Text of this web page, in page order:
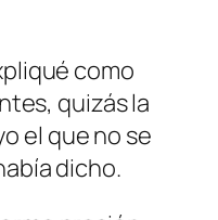
como
quizás la
el que no se
dicho.